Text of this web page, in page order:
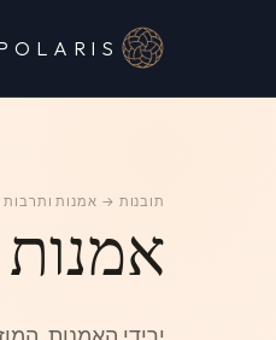
תובנות → אמנות ותרבות